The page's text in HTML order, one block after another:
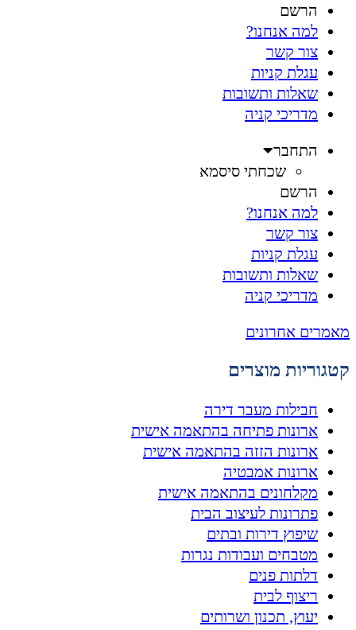
הרשם
למה אנחנו?
צור קשר
עגלת קניות
שאלות ותשובות
מדריכי קניה
התחבר
שכחתי סיסמא
הרשם
למה אנחנו?
צור קשר
עגלת קניות
שאלות ותשובות
מדריכי קניה
מאמרים אחרונים
קטגוריות מוצרים
חבילות מעבר דירה
ארונות פתיחה בהתאמה אישית
ארונות הזזה בהתאמה אישית
ארונות אמבטיה
מקלחונים בהתאמה אישית
פתרונות לעיצוב הבית
שיפוץ דירות ובתים
מטבחים ועבודות נגרות
דלתות פנים
ריצוף לבית
יעוץ, תכנון ושרותים